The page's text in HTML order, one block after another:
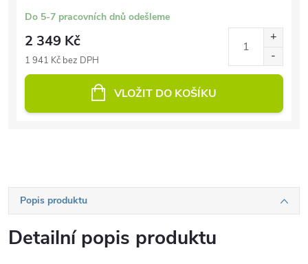
Do 5-7 pracovních dnů odešleme
2 349 Kč
1 941 Kč bez DPH
VLOŽIT DO KOŠÍKU
Popis produktu
Detailní popis produktu